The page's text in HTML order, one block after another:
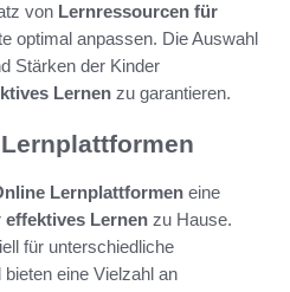
von Lernressourcen für
optimal anpassen. Die Auswahl
Stärken der Kinder
Lernen zu garantieren.
Lernplattformen eine
effektives Lernen zu Hause.
für unterschiedliche
eine Vielzahl an